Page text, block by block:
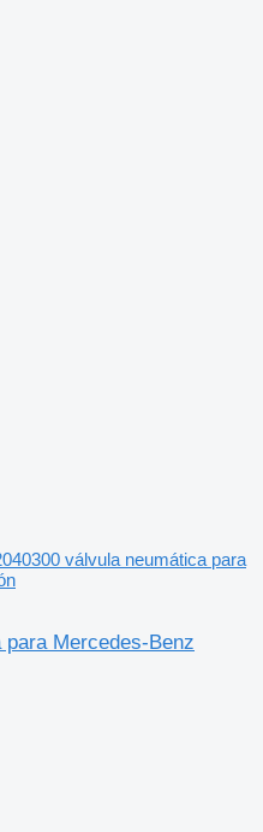
válvula neumática para
Mercedes-Benz